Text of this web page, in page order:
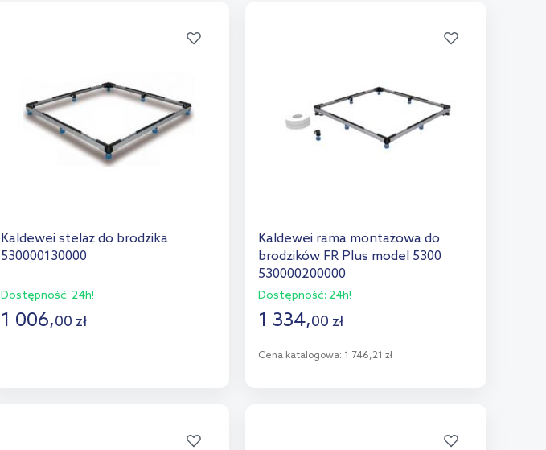
Kaldewei stelaż do brodzika
530000130000
Dostępność: 24h!
1 006,00 zł
Kaldewei rama montażowa do
brodzików FR Plus model 5300
530000200000
Dostępność: 24h!
1 334,00 zł
Cena katalogowa: 1 746,21 zł